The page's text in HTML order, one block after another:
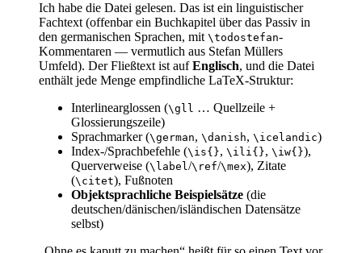
Ich habe die Datei gelesen. Das ist ein linguistischer
Fachtext (offenbar ein Buchkapitel über das Passiv in
den germanischen Sprachen, mit \todostefan-
Kommentaren — vermutlich aus Stefan Müllers
Umfeld). Der Fließtext ist aufEnglisch, und die Datei
enthält jede Menge empfindliche LaTeX-Struktur:
Interlinearglossen (\gll … Quellzeile +
Glossierungszeile)
Sprachmarker (\german, \danish, \icelandic)
Index-/Sprachbefehle (\is{}, \ili{}, \iw{}),
Querverweise (\label/\ref/\mex), Zitate
(\citet), Fußnoten
Objektsprachliche Beispielsätze (die
deutschen/dänischen/isländischen Datensätze
selbst)